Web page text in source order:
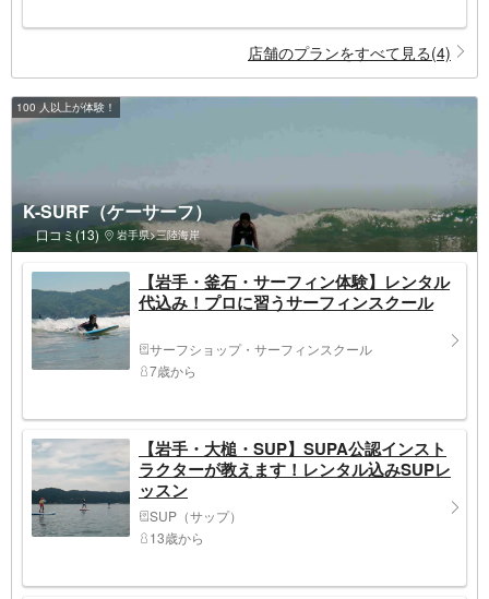
店舗のプランをすべて見る(4)
100 人以上が体験！
K-SURF（ケーサーフ）
口コミ(13) 岩手県>三陸海岸
【岩手・釜石・サーフィン体験】レンタル
代込み！プロに習うサーフィンスクール
サーフショップ・サーフィンスクール
7歳から
【岩手・大槌・SUP】SUPA公認インスト
ラクターが教えます！レンタル込みSUPレ
ッスン
SUP（サップ）
13歳から